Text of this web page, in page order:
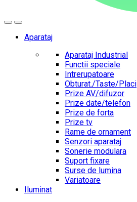
Aparataj
Aparataj Industrial
Functii speciale
Intrerupatoare
Obturat./Taste/Placi
Prize AV/difuzor
Prize date/telefon
Prize de forta
Prize tv
Rame de ornament
Senzori aparataj
Sonerie modulara
Suport fixare
Surse de lumina
Variatoare
Iluminat